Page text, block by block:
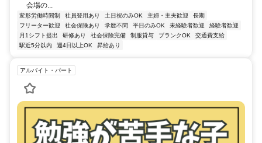
会場の...
変形労働時間制 社員登用あり 土日祝のみOK 主婦・主夫歓迎
長期
フリーター歓迎
社会保険あり 学歴不問 平日のみOK 未経験者歓迎
経験者歓迎
月1シフト提出
研修あり 社会保険完備 制服貸与 ブランクOK
交通費支給
駅近5分以内
週4日以上OK 昇給あり
アルバイト・パート